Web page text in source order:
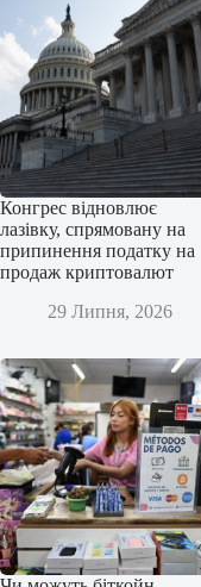
Конгрес відновлює
лазівку, спрямовану на
припинення податку на
продаж криптовалют
29 Липня, 2026